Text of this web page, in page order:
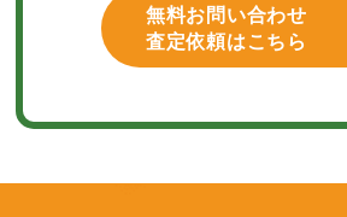
無料お問い合わせ
査定依頼はこちら